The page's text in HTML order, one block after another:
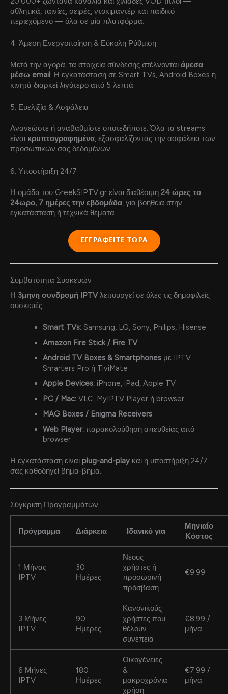
αθλητικά, ταινίες, σειρές, ντοκιμαντέρ και παιδικό
περιεχόμενο — όλα σε μία πλατφόρμα.
4. Άμεση Ενεργοποίηση & Εύκολη Ρύθμιση
Μετά την αγορά, τα στοιχεία σύνδεσης στέλνονται άμεσα
μέσω email. Η εγκατάσταση σε Smart TVs, Android Boxes ή
κινητά διαρκεί λιγότερο από 5 λεπτά.
5. Ευελιξία & Ασφάλεια
Ανανεώστε ή αναβαθμίστε οποτεδήποτε. Όλα τα streams
είναι κρυπτογραφημένα, εξασφαλίζοντας την ασφάλεια των
προσωπικών σας δεδομένων.
6. Υποστήριξη 24/7
Η ομάδα του GreekSIPTV.gr είναι διαθέσιμη 24 ώρες το
24ωρο, 7 ημέρες την εβδομάδα, για βοήθεια στην
εγκατάσταση ή τεχνικά θέματα.
ΕΓΓΡΑΦΕΙΤΕ ΤΩΡΑ
Συμβατότητα Συσκευών
Η 3μηνη συνδρομή IPTVλειτουργεί σε όλες τις δημοφιλείς
συσκευές:
Smart TVs:Samsung, LG, Sony, Philips, Hisense
Amazon Fire Stick / Fire TV
Android TV Boxes & Smartphonesμε IPTV
Smarters Pro ή TiviMate
Apple Devices:iPhone, iPad, Apple TV
PC / Mac:VLC, MyIPTV Player ή browser
MAG Boxes / Enigma Receivers
Web Player:παρακολούθηση απευθείας από
browser
Η εγκατάσταση είναι plug-and-play και η υποστήριξη 24/7
σας καθοδηγεί βήμα-βήμα.
Σύγκριση Προγραμμάτων
Πρόγραμμα Διάρκεια Ιδανικό για
Μηνιαίο
Κόστος
1 Μήνας
IPTV
30
Ημέρες
Νέους
χρήστες ή
προσωρινή
πρόσβαση
€9.99
3 Μήνες
IPTV
90
Ημέρες
Κανονικούς
χρήστες που
θέλουν
συνέπεια
€8.99 /
μήνα
6 Μήνες
IPTV
180
Ημέρες
Οικογένειες
&
μακροχρόνια
χρήση
€7.99 /
μήνα